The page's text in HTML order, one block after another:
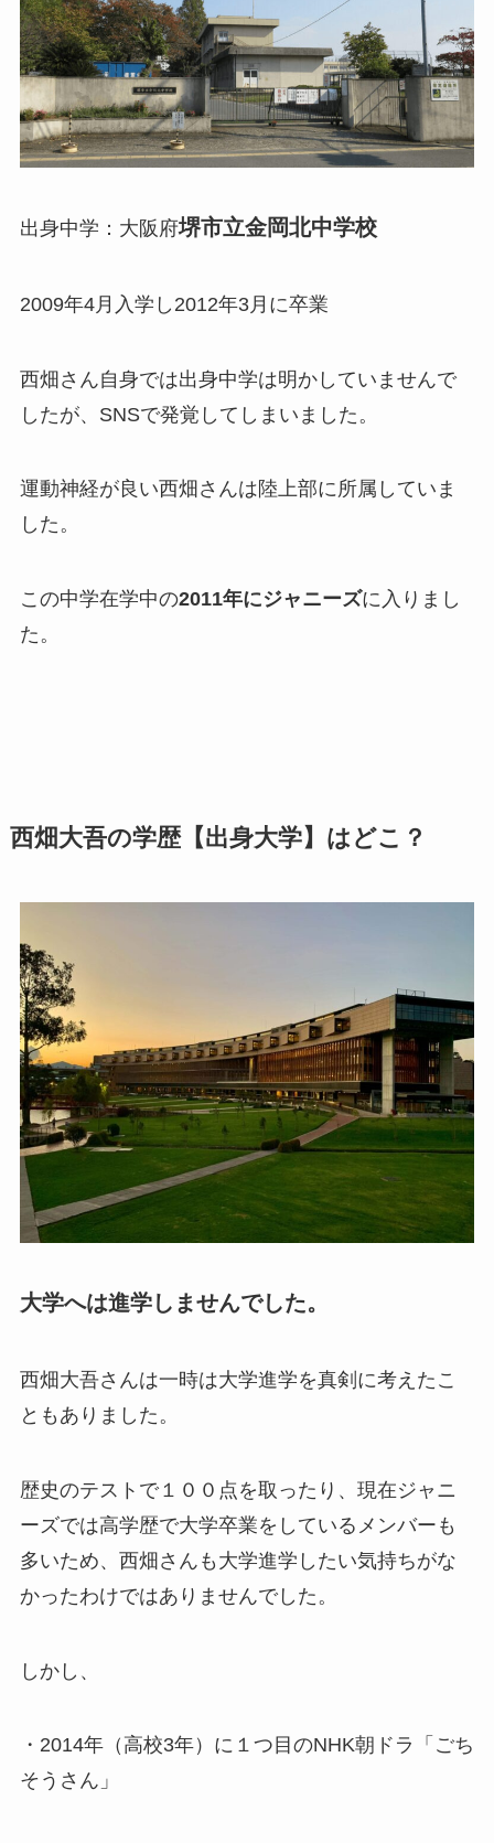
出身中学：大阪府堺市立金岡北中学校
2009年4月入学し2012年3月に卒業
西畑さん自身では出身中学は明かしていませんで
したが、SNSで発覚してしまいました。
運動神経が良い西畑さんは陸上部に所属していま
した。
この中学在学中の2011年にジャニーズに入りまし
た。
西畑大吾の学歴【出身大学】はどこ？
大学へは進学しませんでした。
西畑大吾さんは一時は大学進学を真剣に考えたこ
ともありました。
歴史のテストで１００点を取ったり、現在ジャニ
ーズでは高学歴で大学卒業をしているメンバーも
多いため、西畑さんも大学進学したい気持ちがな
かったわけではありませんでした。
しかし、
・2014年（高校3年）に１つ目のNHK朝ドラ「ごち
そうさん」